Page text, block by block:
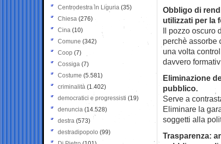
Obbligo di
utilizzati per la
Il pozzo oscuro
perchè assorbe
una volta
davvero
Eliminazione
pubblico.
Serve a
Eliminare la
soggetti alla
Trasparenza:
Centrodestra in Liguria (35)
Chiesa (276)
Cina (10)
Comune (342)
Coop (7)
Cossiga (7)
Costume (5.581)
criminalità (1.402)
democratici e progressisti (19)
denuncia (14.528)
destra (573)
destradipopolo (99)